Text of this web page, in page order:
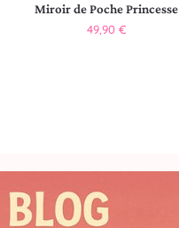
Miroir de Poche Princesse
49,90 €